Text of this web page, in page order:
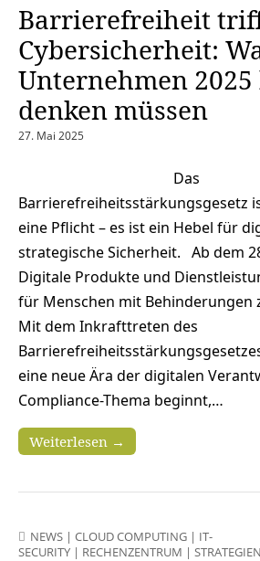
Barrierefreiheit
Cybersicherheit:
Unternehmen 2025
denken müssen
27. Mai 2025
Das
Barrierefreiheitsstärkungsgesetz
eine Pflicht – es ist ein Hebel für
strategische Sicherheit. Ab dem
Digitale Produkte und
für Menschen mit Behinderungen
Mit dem Inkrafttreten des
eine neue Ära der digitalen
Compliance-Thema beginnt,…
Weiterlesen →
NEWS | CLOUD COMPUTING | IT-
SECURITY | RECHENZENTRUM | STRATEGIEN